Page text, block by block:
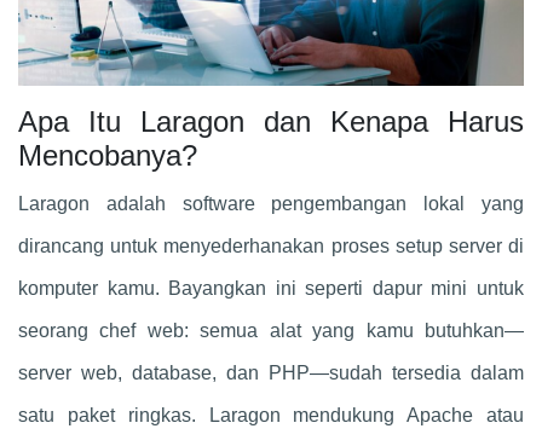
Apa Itu Laragon dan Kenapa Harus
Mencobanya?
Laragon adalah software pengembangan lokal yang
dirancang untuk menyederhanakan proses setup server di
komputer kamu. Bayangkan ini seperti dapur mini untuk
seorang chef web: semua alat yang kamu butuhkan—
server web, database, dan PHP—sudah tersedia dalam
satu paket ringkas. Laragon mendukung Apache atau